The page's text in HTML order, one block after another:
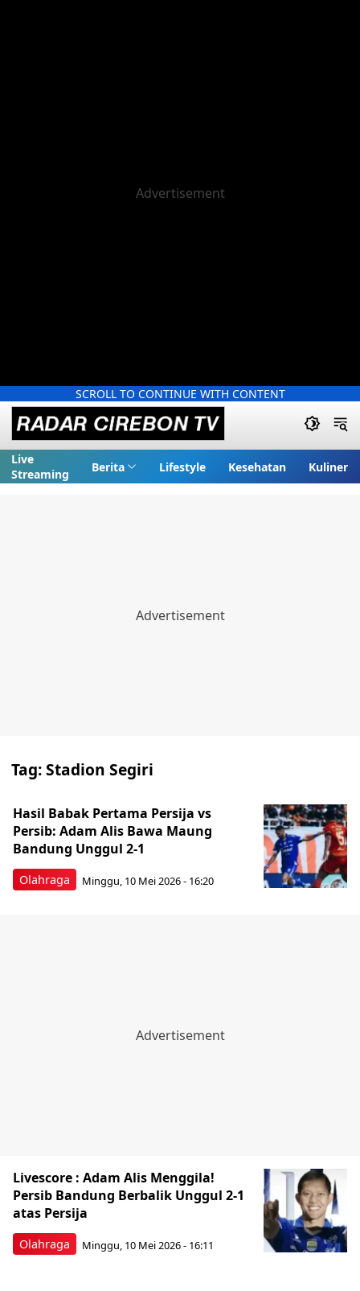
SCROLL TO CONTINUE WITH CONTENT
Live
Streaming
Berita Lifestyle Kesehatan Kuliner
Tag:Stadion Segiri
Olahraga
Hasil Babak Pertama Persija vs
Persib: Adam Alis Bawa Maung
Bandung Unggul 2-1
Minggu, 10 Mei 2026 - 16:20
Olahraga
Livescore : Adam Alis Menggila!
Persib Bandung Berbalik Unggul 2-1
atas Persija
Minggu, 10 Mei 2026 - 16:11